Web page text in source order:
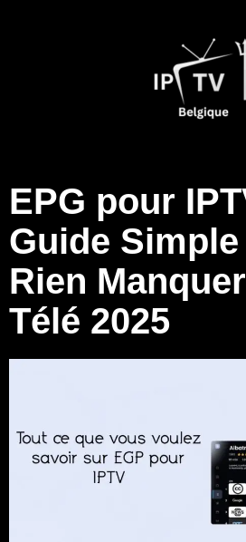
EPG pour
Guide
Rien
Télé 2025